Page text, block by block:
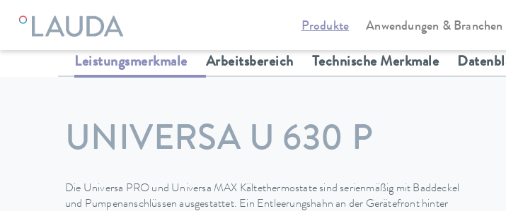
Produkte Anwendungen & Branchen
LAUDA Temperiergeräte Kältethermostate Universa
UNIVERSA U 630 P
Die Universa PRO und Universa MAX Kältethermostate sind serienmäßig mit Baddeckel
und Pumpenanschlüssen ausgestattet. Ein Entleerungshahn an der Gerätefront hinter
Leistungsmerkmale Arbeitsbereich Technische Merkmale